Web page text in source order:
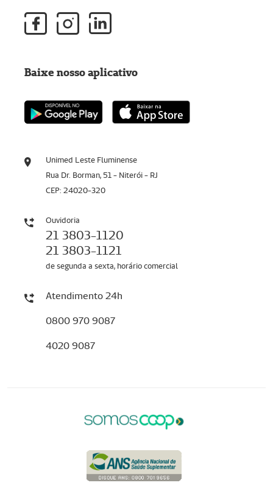
Unimed Leste Fluminense
Rua Dr. Borman, 51 - Niterói - RJ
CEP: 24020-320
Ouvidoria
21 3803-1120
21 3803-1121
de segunda a sexta, horário comercial
Atendimento 24h
0800 970 9087
4020 9087
Baixe nosso aplicativo